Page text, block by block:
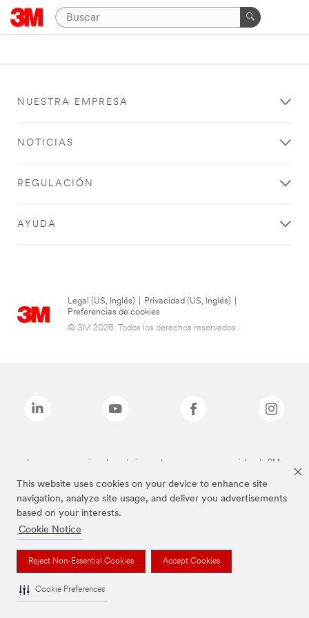
This website uses cookies on your device to enhance site
navigation, analyze site usage, and deliver you advertisements
based on your interests.
Cookie Notice
Reject Non-Essential Cookies Accept Cookies
Cookie Preferences
NUESTRA EMPRESA
NOTICIAS
REGULACIÓN
AYUDA
Legal (US, Inglés) Privacidad (US, Inglés)
Preferencias de cookies
© 3M 2026. Todos los derechos reservados..
Las marcas mencionadas anteriormente son marcas comerciales de 3M.